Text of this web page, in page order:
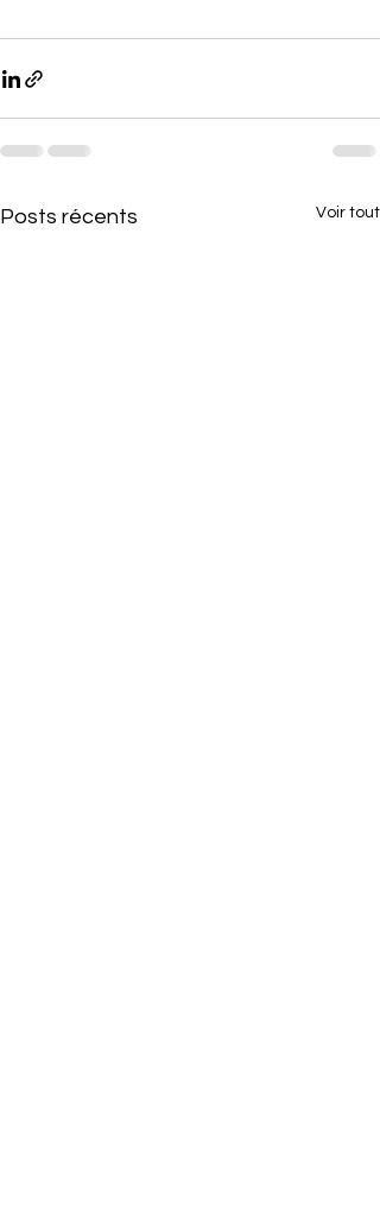
Posts récents Voir tout